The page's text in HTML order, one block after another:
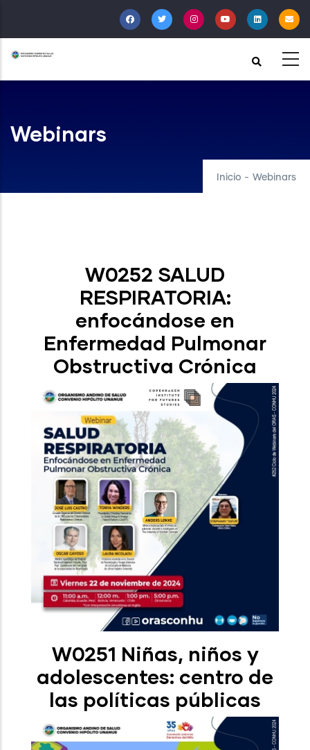
al
contenido
principal
Webinars
Inicio - Webinars
W0252 SALUD
RESPIRATORIA:
enfocándose en
Enfermedad Pulmonar
Obstructiva Crónica
W0251 Niñas, niños y
adolescentes: centro de
las políticas públicas